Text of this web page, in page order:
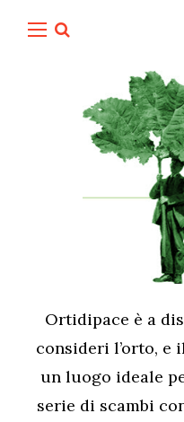
Ortidipace è a
consideri l’orto, e
un luogo ideale
serie di scambi